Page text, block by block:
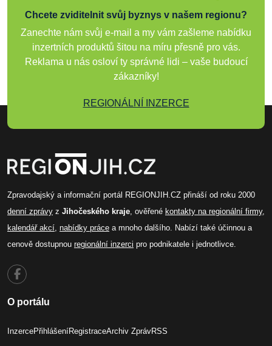
Chcete zviditelnit svůj byznys v našem regionu?
Zanechte nám svůj e-mail a my vám zašleme nabídku
inzertních produktů šitou na míru přesně pro vás.
Reklama u nás osloví ty správné lidi – vaše budoucí
zákazníky!
REGIONÁLNÍ INZERCE
Zpravodajský a informační portál REGIONJIH.CZ přináší od roku 2000
denní zprávy z Jihočeského kraje , ověřené kontakty na regionální firmy,
kalendář akcí nabídky práce a mnoho dalšího. Nabízí také účinnou a
cenově dostupnou regionální inzerci pro podnikatele i jednotlivce.
O portálu
InzercePřihlášeníRegistraceArchiv ZprávRSS